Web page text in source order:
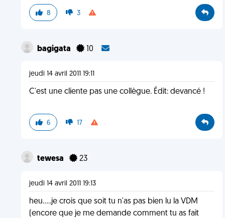
8 3
bagigata 10
jeudi 14 avril 2011 19:11
C'est une cliente pas une collègue. Édit: devancé !
6 17
tewesa 23
jeudi 14 avril 2011 19:13
heu.....je crois que soit tu n'as pas bien lu la VDM
(encore que je me demande comment tu as fait